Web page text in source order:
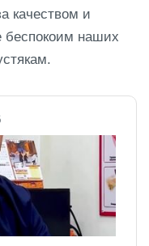
качеством и
беспокоим наших